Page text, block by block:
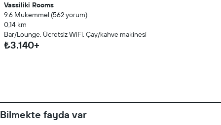
Vassiliki Rooms
9.6 Mükemmel (562 yorum)
0,14 km
Bar/Lounge, Ücretsiz WiFi, Çay/kahve makinesi
₺3.140+
Bilmekte fayda var